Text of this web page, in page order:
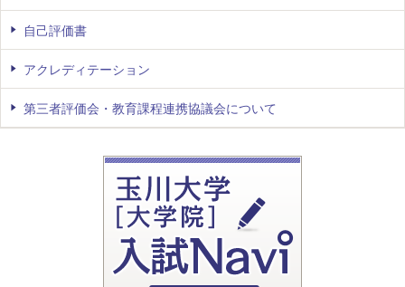
自己評価書
アクレディテーション
第三者評価会・教育課程連携協議会について